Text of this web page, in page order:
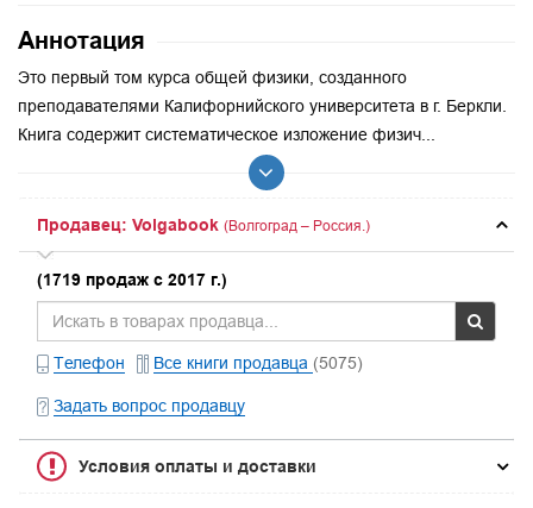
Аннотация
Это первый том курса общей физики, созданного
преподавателями Калифорнийского университета в г. Беркли.
Книга содержит систематическое изложение физич...
Продавец: Volgabook (Волгоград – Россия.)
(1719 продаж с 2017 г.)
Телефон Все книги продавца (5075)
Задать вопрос продавцу
Условия оплаты и доставки